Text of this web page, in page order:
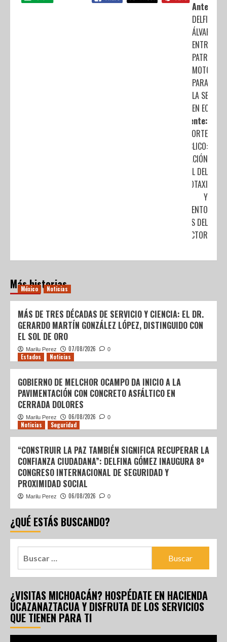
Anterior:
DELFINA
ÁLVAREZ
ENTREGA
PARA
LA
EN
Siguiente:
TRANSPORTE
PÚBLICO:
PRESENTACIÓN
OFICIAL DEL
NUEVO MOTOTAXI
Y
RECONOCIMIENTO
A LÍDERES DEL
SECTOR
Más historias
México Noticias
MÁS DE TRES DÉCADAS DE SERVICIO Y CIENCIA: EL DR.
GERARDO MARTÍN GONZÁLEZ LÓPEZ, DISTINGUIDO CON
EL SOL DE ORO
Marilu Perez 07/08/2026 0
Estados Noticias
GOBIERNO DE MELCHOR OCAMPO DA INICIO A LA
PAVIMENTACIÓN CON CONCRETO ASFÁLTICO EN
CERRADA DOLORES
Marilu Perez 06/08/2026 0
Noticias Seguridad
“CONSTRUIR LA PAZ TAMBIÉN SIGNIFICA RECUPERAR LA
CONFIANZA CIUDADANA”: DELFINA GÓMEZ INAUGURA 8º
CONGRESO INTERNACIONAL DE SEGURIDAD Y
PROXIMIDAD SOCIAL
Marilu Perez 06/08/2026 0
¿QUÉ ESTÁS BUSCANDO?
¿VISITAS MICHOACÁN? HOSPÉDATE EN HACIENDA
UCAZANAZTACUA Y DISFRUTA DE LOS SERVICIOS
QUE TIENEN PARA TI